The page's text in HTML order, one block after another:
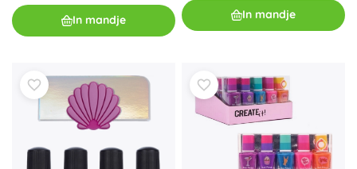
In mandje In mandje